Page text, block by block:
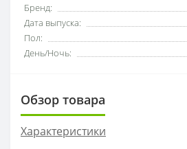
Бренд:
Дата выпуска:
Пол:
День/Ночь:
Обзор товара
Характеристики